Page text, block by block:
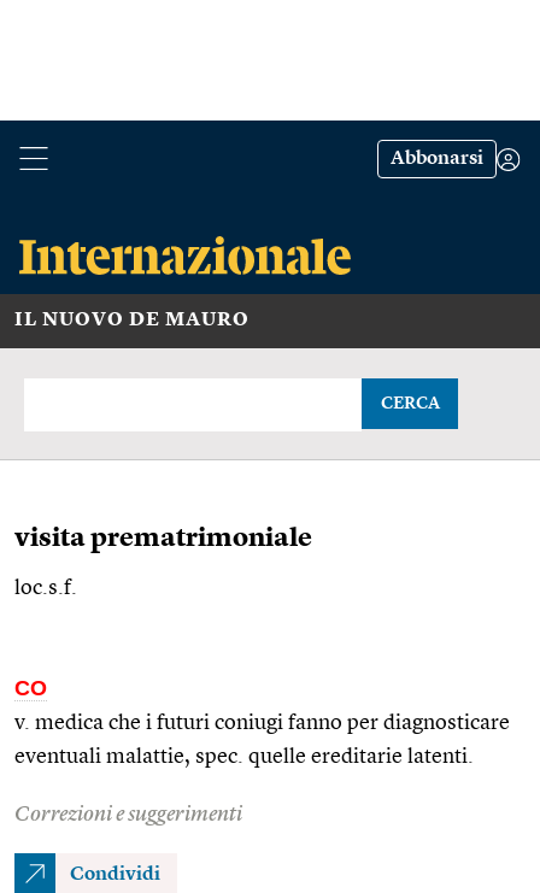
Abbonarsi
IL NUOVO DE MAURO
CERCA
visita prematrimoniale
loc.s.f.
CO
v. medica che i futuri coniugi fanno per diagnosticare
eventuali malattie, spec. quelle ereditarie latenti.
Correzioni e suggerimenti
Condividi